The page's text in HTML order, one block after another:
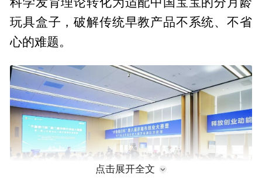
玩具盒子，破解传统早教产品不系统、不省
心的难题。
点击展开全文